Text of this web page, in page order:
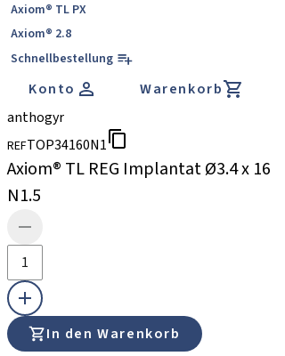
Axiom® TL PX
Axiom® 2.8
Schnellbestellung
Konto
Warenkorb
anthogyr
REFTOP34160N1
Axiom® TL REG Implantat Ø3.4 x 16
N1.5
In den Warenkorb